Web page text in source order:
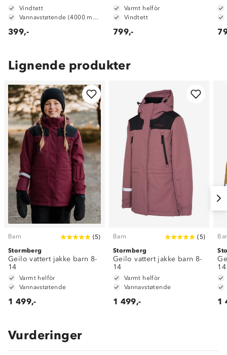
Vindtett
399,-
Varmt helfòr
Vindtett
799,-
Lignende produkter
Barn (5)
Stormberg
Geilo vattert jakke barn 8-
14
Varmt helfòr
Vannavstøtende
1 499,-
Barn (5)
Stormberg
Geilo vattert jakke barn 8-
14
Varmt helfòr
Vannavstøtende
1 499,-
14
1
Vurderinger